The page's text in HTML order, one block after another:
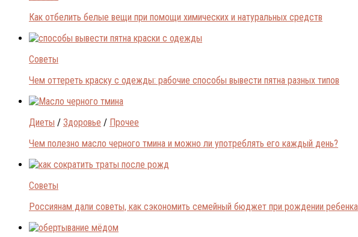
Как отбелить белые вещи при помощи химических и натуральных средств
Советы
Чем оттереть краску с одежды: рабочие способы вывести пятна разных типов
Диеты / Здоровье / Прочее
Чем полезно масло черного тмина и можно ли употреблять его каждый день?
Советы
Россиянам дали советы, как сэкономить семейный бюджет при рождении ребенка